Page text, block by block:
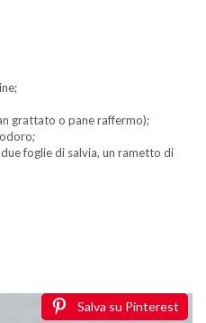
grattato o pane raffermo);
foglie di salvia, un rametto di
Salva su Pinterest